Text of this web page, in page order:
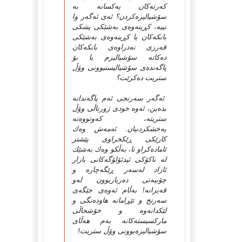
که‌رته‌کان یه‌کسانه‌ به‌
سۆشیالیزه‌‌کردن؟ ئه‌ی ئه‌گه‌ر وا
نییه‌، کڕینه‌وه‌ی به‌شێکی پشکی
بانکه‌کان یا کڕینه‌وه‌ی به‌شێکی
قه‌رزی نه‌دراوه‌ی بانکه‌کان
ده‌کاته‌ سۆشیالیزم یا بۆ
پاگه‌نده‌ی سۆشیالیستبوونی وۆڵ
ستریت ده‌کرێت؟
ئه‌گه‌ر سه‌رنجی ئه‌م پاگه‌ندانه‌
بده‌ین، ئه‌وه‌ خودی ژورناڵی وۆڵ
ستریته‌، که‌وتووه‌ته‌
په‌خشکردنیان. ئه‌مه‌ش وه‌ك
کارێکی ڕێکخراوی پێشتر
ئاماده‌کراو نا، به‌ڵکو وه‌ك به‌شێك
له‌ ناکۆکی ئیدئۆلۆگه‌کانی بازار
ئازاد له‌سه‌ر ڕێگه‌چاره‌ و
چۆنیه‌تی ده‌ربازبوون له‌و
قه‌یرانه‌! به‌ڵام ئه‌وه‌ی جێگه‌ی
سه‌رنج و تێڕامانه‌ هاوده‌نگی و
لێکدانه‌وه‌ و خۆشحاڵی
مارکسیسته‌کانه‌ به‌م هه‌ڵای
سۆشیالیزه‌بوونی وۆڵ ستریت!